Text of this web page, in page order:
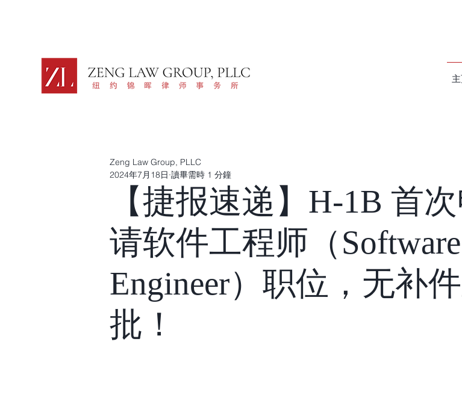
【捷报速递】H-1B 首次
请软件工程师（Software
Engineer）职位，无补
批！
Zeng Law Group, PLLC
2024年7月18日 讀畢需時 1 分鐘